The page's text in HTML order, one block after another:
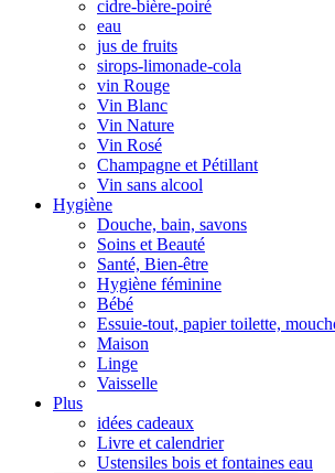
cidre-bière-poiré
eau
jus de fruits
sirops-limonade-cola
vin Rouge
Vin Blanc
Vin Nature
Vin Rosé
Champagne et Pétillant
Vin sans alcool
Hygiène
Douche, bain, savons
Soins et Beauté
Santé, Bien-être
Hygiène féminine
Bébé
Essuie-tout, papier toilette,
Maison
Linge
Vaisselle
Plus
idées cadeaux
Livre et calendrier
Ustensiles bois et fontaines eau